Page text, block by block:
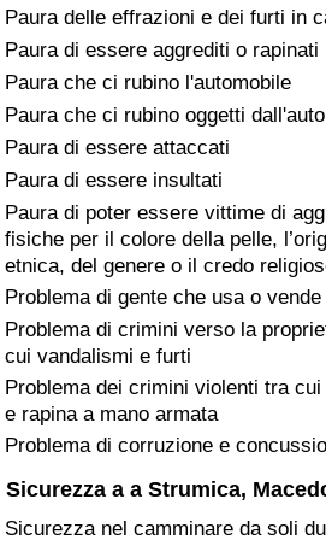
Paura delle effrazioni e dei furti in
Paura di essere aggrediti o rapinati
Paura che ci rubino l'automobile
Paura che ci rubino oggetti
Paura di essere attaccati
Paura di essere insultati
Paura di poter essere vittime di
fisiche per il colore della pelle,
etnica, del genere o il credo
Problema di gente che usa o vende
Problema di crimini verso la
cui vandalismi e furti
Problema dei crimini violenti tra
e rapina a mano armata
Problema di corruzione e
Sicurezza a a Strumica,
Sicurezza nel camminare da soli
Assistenza Sanitaria
Indice dell’Assistenza Sanitaria
Indice dell’Assistenza Sanitaria
Nazione
Inquinamento
Indice dell’Inquinamento
Indice di inquinamento
Indice dell’Inquinamento per